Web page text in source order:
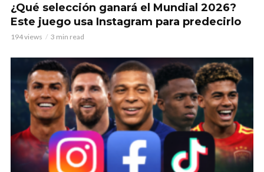
¿Qué selección ganará el Mundial 2026?
Este juego usa Instagram para predecirlo
194 views 3 min read